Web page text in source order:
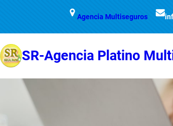
Agencia Multiseguros
SR-Agencia Platino